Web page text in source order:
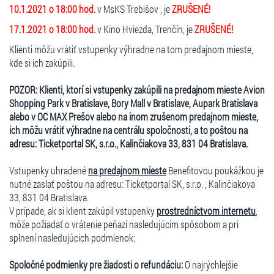
10.1.2021 o 18:00 hod.v MsKS Trebišov , jeZRUŠENÉ!
17.1.2021 o 18:00 hod.v Kino Hviezda, Trenčín, jeZRUŠENÉ!
Klienti môžu vrátiť vstupenky výhradne na tom predajnom mieste,
kde si ich zakúpili.
POZOR: Klienti, ktorí si vstupenky zakúpili na predajnom mieste Avion
Shopping Park v Bratislave, Bory Mall v Bratislave, Aupark Bratislava
alebo v OC MAX Prešov alebo na inom zrušenom predajnom mieste,
ich môžu vrátiť výhradne na centrálu spoločnosti, a to poštou na
adresu: Ticketportal SK, s.r.o., Kalinčiakova 33, 831 04 Bratislava.
Vstupenky uhradenéna predajnom miesteBenefitovou poukážkou je
nutné zaslať poštou na adresu: Ticketportal SK, s.r.o. , Kalinčiakova
33, 831 04 Bratislava.
V prípade, ak si klient zakúpil vstupenkyprostredníctvom internetu
môže požiadať o vrátenie peňazí nasledujúcim spôsobom a pri
splnení nasledujúcich podmienok:
Spoločné podmienky pre žiadosti o refundáciu:O najrýchlejšie